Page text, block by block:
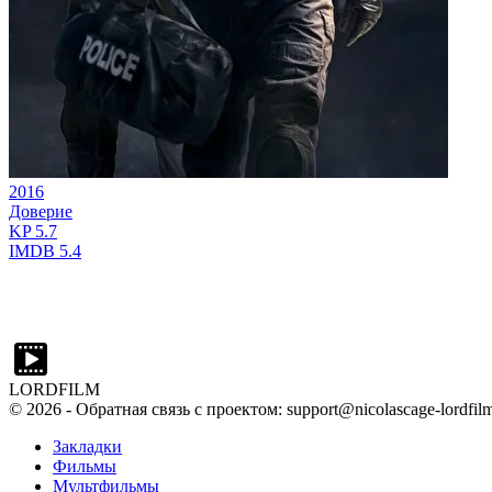
2016
Доверие
KP5.7
IMDB 5.4
LORDFILM
© 2026 - Обратная связь с проектом: support@nicolascage-
Закладки
Фильмы
Мультфильмы